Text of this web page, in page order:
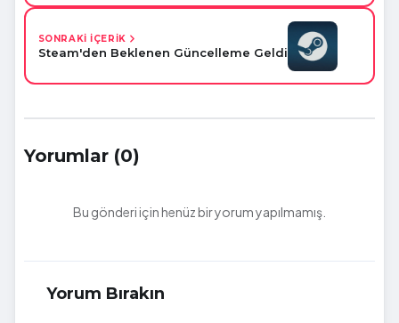
SONRAKİ İÇERİK
Steam'den Beklenen Güncelleme Geldi
Yorumlar (0)
Bu gönderi için henüz bir yorum yapılmamış.
Yorum Bırakın